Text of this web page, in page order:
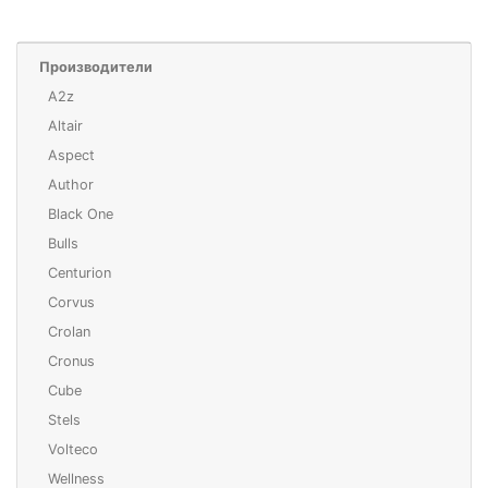
Производители
A2z
Altair
Aspect
Author
Black One
Bulls
Centurion
Corvus
Crolan
Cronus
Cube
Stels
Volteco
Wellness